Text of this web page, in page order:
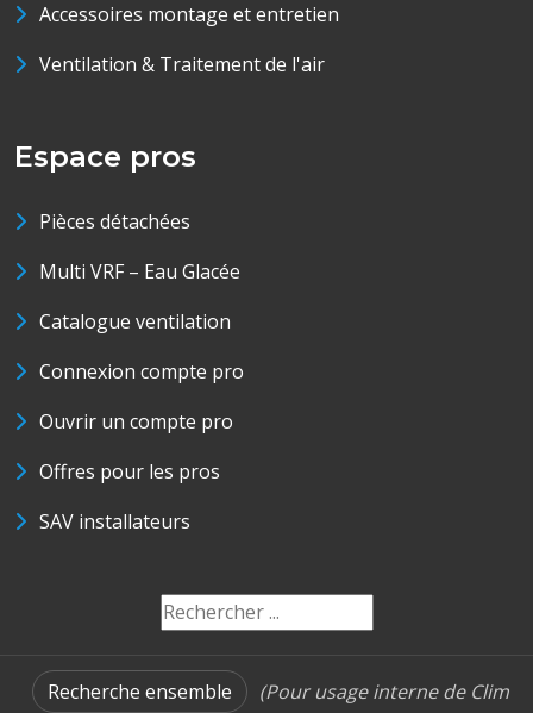
Accessoires montage et entretien
Ventilation & Traitement de l'air
Espace pros
Pièces détachées
Multi VRF – Eau Glacée
Catalogue ventilation
Connexion compte pro
Ouvrir un compte pro
Offres pour les pros
SAV installateurs
Recherche ensemble (Pour usage interne de Clim